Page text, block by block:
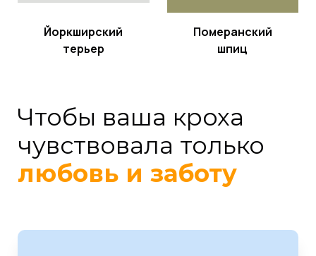
Йоркширский
терьер
Померанский
шпиц
Чтобы ваша кроха
чувствовала только
любовь и заботу